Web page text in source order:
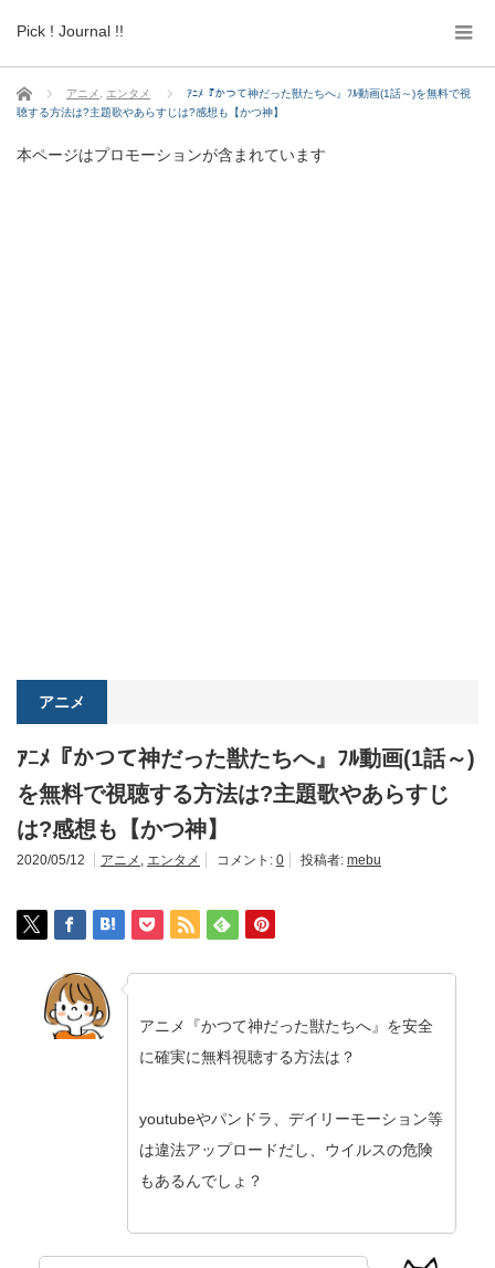
Pick ! Journal !!
ホーム アニメ エンタメ
ｱﾆﾒ『かつて神だった獣たちへ』ﾌﾙ動画(1話～)を無料で視
聴する方法は?主題歌やあらすじは?感想も【かつ神】
本ページはプロモーションが含まれています
アニメ
ｱﾆﾒ『かつて神だった獣たちへ』ﾌﾙ動画(1話～)
を無料で視聴する方法は?主題歌やあらすじ
は?感想も【かつ神】
2020/05/12 アニメ , エンタメ コメント: 0 投稿者: mebu
アニメ『かつて神だった獣たちへ』を安全
に確実に無料視聴する方法は？
youtubeやパンドラ、デイリーモーション等
は違法アップロードだし、ウイルスの危険
もあるんでしょ？